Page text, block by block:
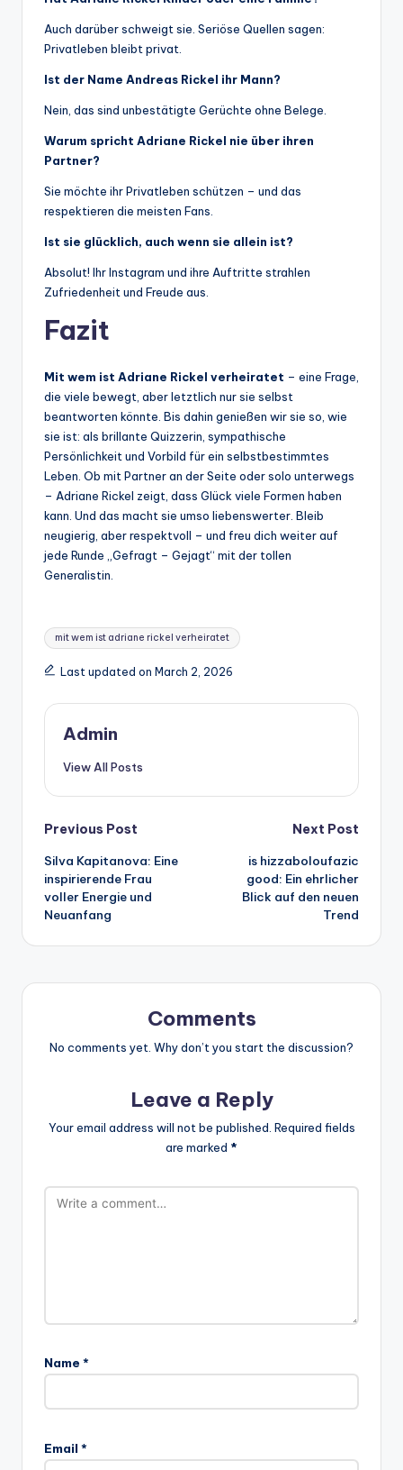
Auch darüber schweigt sie. Seriöse Quellen sagen:
Privatleben bleibt privat.
Ist der Name Andreas Rickel ihr Mann?
Nein, das sind unbestätigte Gerüchte ohne Belege.
Warum spricht Adriane Rickel nie über ihren
Partner?
Sie möchte ihr Privatleben schützen – und das
respektieren die meisten Fans.
Ist sie glücklich, auch wenn sie allein ist?
Absolut! Ihr Instagram und ihre Auftritte strahlen
Zufriedenheit und Freude aus.
Fazit
Mit wem ist Adriane Rickel verheiratet – eine Frage,
die viele bewegt, aber letztlich nur sie selbst
beantworten könnte. Bis dahin genießen wir sie so, wie
sie ist: als brillante Quizzerin, sympathische
Persönlichkeit und Vorbild für ein selbstbestimmtes
Leben. Ob mit Partner an der Seite oder solo unterwegs
– Adriane Rickel zeigt, dass Glück viele Formen haben
kann. Und das macht sie umso liebenswerter. Bleib
neugierig, aber respektvoll – und freu dich weiter auf
jede Runde „Gefragt – Gejagt“ mit der tollen
Generalistin.
Tags:
mit wem ist adriane rickel verheiratet
Last updated on March 2, 2026
Admin
View All Posts
Post
navigation
Previous Post
Silva Kapitanova: Eine
inspirierende Frau
voller Energie und
Neuanfang
Next Post
is hizzaboloufazic
good: Ein ehrlicher
Blick auf den neuen
Trend
Comments
No comments yet. Why don’t you start the discussion?
Leave a Reply
Your email address will not be published. Required fields
are marked *
Name *
Email *